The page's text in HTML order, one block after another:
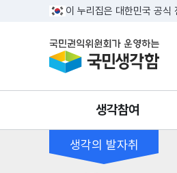
반복영역 건너뛰기이 누리집은 대한민국 공식
국민권익위원회가 운영하는
생각참여
생각쓰기
생각의 발자취